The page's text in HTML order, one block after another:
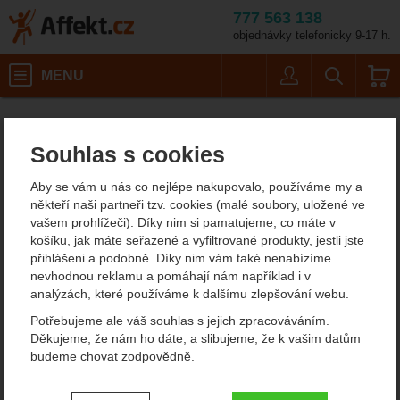
Souhlas s cookies
Aby se vám u nás co nejlépe nakupovalo, používáme my a
někteří naši partneři tzv. cookies (malé soubory, uložené ve
vašem prohlížeči). Díky nim si pamatujeme, co máte v
košíku, jak máte seřazené a vyfiltrované produkty, jestli jste
přihlášeni a podobně. Díky nim vám také nenabízíme
nevhodnou reklamu a pomáhají nám například i v
analýzách, které používáme k dalšímu zlepšování webu.
Potřebujeme ale váš souhlas s jejich zpracováváním.
Děkujeme, že nám ho dáte, a slibujeme, že k vašim datům
budeme chovat zodpovědně.
Nastavení souhlasů s kategoriemi
777 563 138
objednávky telefonicky 9-17 h.
MENU
Grivel Ski Race
Grivel Ski Race
ultralehké zboží
Fotografie